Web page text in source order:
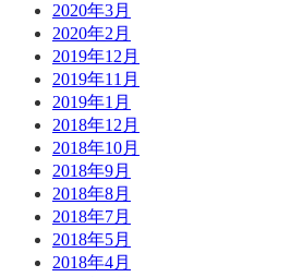
2020年3月
2020年2月
2019年12月
2019年11月
2019年1月
2018年12月
2018年10月
2018年9月
2018年8月
2018年7月
2018年5月
2018年4月